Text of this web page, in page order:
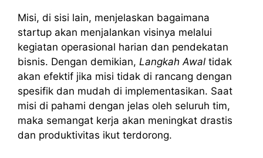
Misi, di sisi lain, menjelaskan bagaimana
startup akan menjalankan visinya melalui
kegiatan operasional harian dan pendekatan
bisnis. Dengan demikian, Langkah Awal tidak
akan efektif jika misi tidak di rancang dengan
spesifik dan mudah di implementasikan. Saat
misi di pahami dengan jelas oleh seluruh tim,
maka semangat kerja akan meningkat drastis
dan produktivitas ikut terdorong.